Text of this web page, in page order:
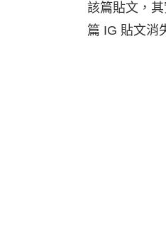
該篇貼文，
篇 IG 貼文消